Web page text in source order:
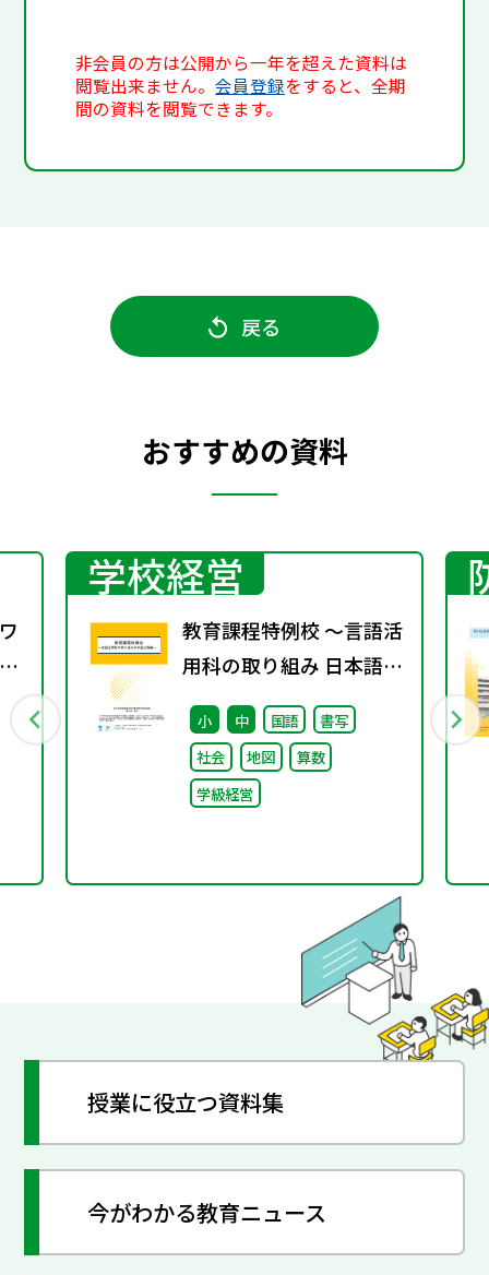
非会員の方は公開から一年を超えた資料は
閲覧出来ません。会員登録をすると、全期
間の資料を閲覧できます。
戻る
おすすめの資料
学校経営
教育課程特例校 ～言語活
用科の取り組み 日本語分
野編～
小 中 国語
書写
社会
地図
算数
学級経営
授業に役立つ資料集
今がわかる教育ニュース